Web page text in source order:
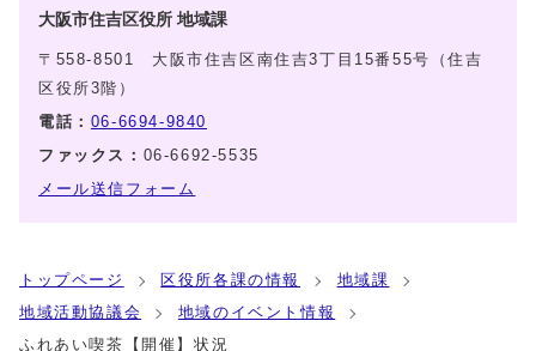
大阪市住吉区役所 地域課
〒558-8501 大阪市住吉区南住吉3丁目15番55号（住吉
区役所3階）
電話： 06-6694-9840
ファックス： 06-6692-5535
メール送信フォーム
トップページ 区役所各課の情報
地域課
地域活動協議会
地域のイベント情報
ふれあい喫茶【開催】状況